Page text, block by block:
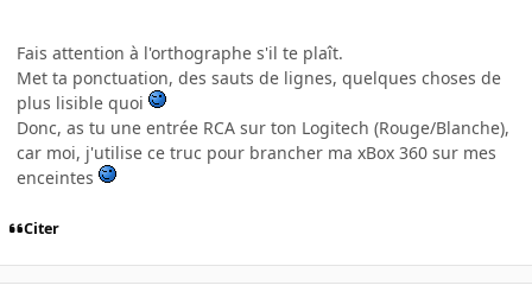
Fais attention à l'orthographe s'il te plaît.
Met ta ponctuation, des sauts de lignes, quelques choses de
plus lisible quoi
Donc, as tu une entrée RCA sur ton Logitech (Rouge/Blanche),
car moi, j'utilise ce truc pour brancher ma xBox 360 sur mes
enceintes
Citer